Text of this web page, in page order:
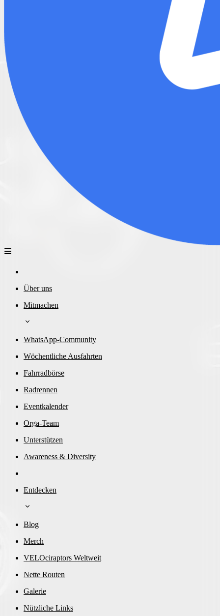
Über uns
Mitmachen
WhatsApp-Community
Wöchentliche Ausfahrten
Fahrradbörse
Radrennen
Eventkalender
Orga-Team
Unterstützen
Awareness & Diversity
Entdecken
Blog
Merch
VELOciraptors Weltweit
Nette Routen
Galerie
Nützliche Links